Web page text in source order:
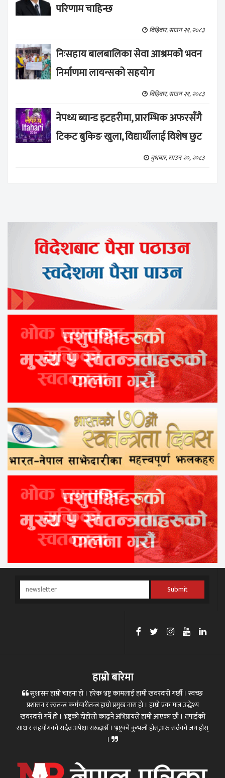
परिणाम चाहिन्छ
बिहिबार, साउन २१, २०८३
निःसहाय बालबालिका सेवा आश्रमको भवन
निर्माणमा लायन्सको सहयोग
बिहिबार, साउन २१, २०८३
नेपथ्य ब्यान्ड इटहरीमा, प्रारम्भिक अफरसँगै
टिकट बुकिङ खुला, विद्यार्थीलाई विशेष छुट
बुधबार, साउन २०, २०८३
Submit
हाम्रो बारेमा
सुशासन हाम्रो चाहना हो । हरेक भ्रष्ट्र कामलाई हामी खवरदारी गर्छौ । स्वच्छ
प्रशासन र स्वतन्त्र कर्मचारीतन्त्र हाम्रो प्रमुख नारा हो । हाम्रो एक मात्र उद्धेश्य
खवरदारी गर्ने हो । भ्रष्ट्रको दोहोलो काढ्ने अभिप्रायले हामी आएका छौं । तपाईको
साथ र सहयोगको सदैव अपेक्षा राख्दछौं । भ्रष्ट्रको कुभलो होस्,अरु सवैको जय होस्
।